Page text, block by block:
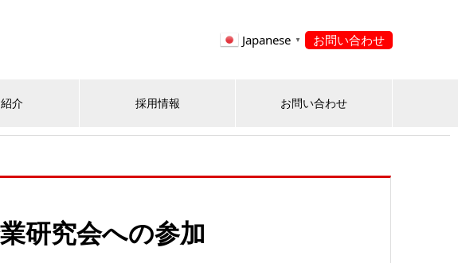
Japanese ▼ お問い合わせ
介 採用情報 お問い合わせ
研究会への参加